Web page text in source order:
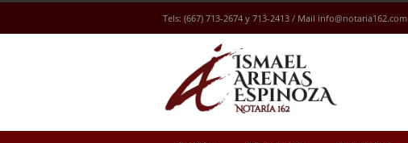
Tels: (667) 713-2674 y 713-2413 / Mail info@notaria162.com